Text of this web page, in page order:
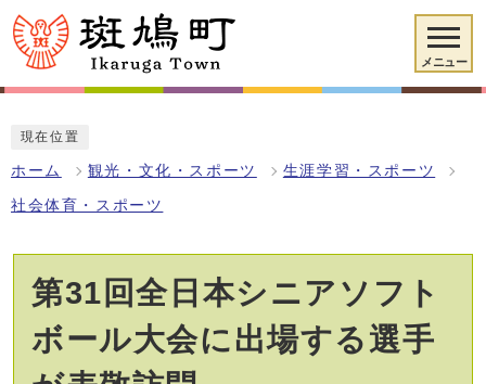
メニュー
現在位置
ホーム 観光・文化・スポーツ 生涯学習・スポーツ
社会体育・スポーツ
第31回全日本シニアソフト
ボール大会に出場する選手